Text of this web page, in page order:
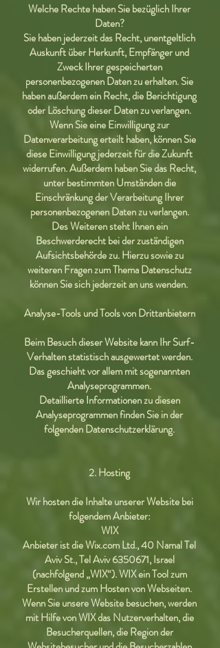
Welche Rechte haben Sie bezüglich Ihrer
Daten?
Sie haben jederzeit das Recht, unentgeltlich
Auskunft über Herkunft, Empfänger und
Zweck Ihrer gespeicherten
personenbezogenen Daten zu erhalten. Sie
haben außerdem ein Recht, die Berichtigung
oder Löschung dieser Daten zu verlangen.
Wenn Sie eine Einwilligung zur
Datenverarbeitung erteilt haben, können Sie
diese Einwilligung jederzeit für die Zukunft
widerrufen. Außerdem haben Sie das Recht,
unter bestimmten Umständen die
Einschränkung der Verarbeitung Ihrer
personenbezogenen Daten zu verlangen.
Des Weiteren steht Ihnen ein
Beschwerderecht bei der zuständigen
Aufsichtsbehörde zu. Hierzu sowie zu
weiteren Fragen zum Thema Datenschutz
können Sie sich jederzeit an uns wenden.
Analyse-Tools und Tools von Drittanbietern
Beim Besuch dieser Website kann Ihr Surf-
Verhalten statistisch ausgewertet werden.
Das geschieht vor allem mit sogenannten
Analyseprogrammen.
Detaillierte Informationen zu diesen
Analyseprogrammen finden Sie in der
folgenden Datenschutzerklärung.
2. Hosting
Wir hosten die Inhalte unserer Website bei
folgendem Anbieter:
WIX
Anbieter ist die Wix.com Ltd., 40 Namal Tel
Aviv St., Tel Aviv6350671, Israel
(nachfolgend „WIX“). WIX ein Tool zum
Erstellen und zum Hosten von Webseiten.
Wenn Sie unsere Website besuchen, werden
mit Hilfe von WIX das Nutzerverhalten, die
Besucherquellen, die Region der